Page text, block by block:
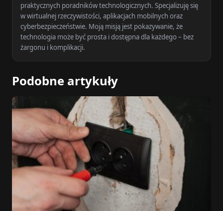
praktycznych poradników technologicznych. Specjalizuję się
w wirtualnej rzeczywistości, aplikacjach mobilnych oraz
cyberbezpieczeństwie. Moją misją jest pokazywanie, że
technologia może być prosta i dostępna dla każdego – bez
żargonu i komplikacji.
Podobne artykuły